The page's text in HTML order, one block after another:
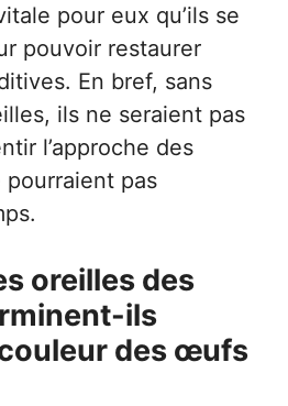
pour eux qu’ils se
pouvoir restaurer
En bref, sans
ils ne seraient pas
l’approche des
pas
oreilles des
ils
des œufs